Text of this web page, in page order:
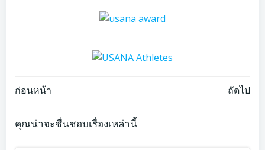
Post
navigation
ก่อนหน้า
navigation
ถัดไป
คุณน่าจะชื่นชอบเรื่องเหล่านี้